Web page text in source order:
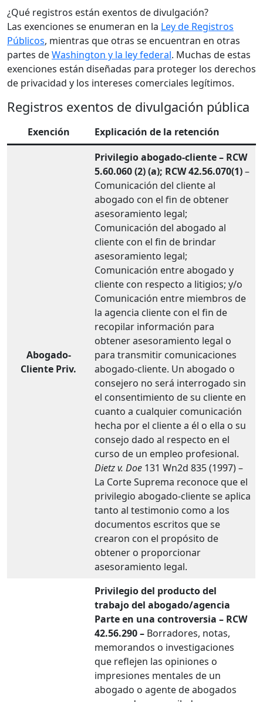
¿Qué registros están exentos de divulgación?
Las exenciones se enumeran en la Ley de Registros
Públicos, mientras que otras se encuentran en otras
partes deWashington y la ley federal. Muchas de estas
exenciones están diseñadas para proteger los derechos
de privacidad y los intereses comerciales legítimos.
Registros exentos de divulgación pública
Exención Explicación de la retención
Abogado-
Cliente Priv.
Privilegio abogado-cliente – RCW
5.60.060 (2) (a); RCW 42.56.070(1)–
Comunicación del cliente al
abogado con el fin de obtener
asesoramiento legal;
Comunicación del abogado al
cliente con el fin de brindar
asesoramiento legal;
Comunicación entre abogado y
cliente con respecto a litigios; y/o
Comunicación entre miembros de
la agencia cliente con el fin de
recopilar información para
obtener asesoramiento legal o
para transmitir comunicaciones
abogado-cliente. Un abogado o
consejero no será interrogado sin
el consentimiento de su cliente en
cuanto a cualquier comunicación
hecha por el cliente a él o ella o su
consejo dado al respecto en el
curso de un empleo profesional.
Dietz v. Doe 131 Wn2d 835 (1997) –
La Corte Suprema reconoce que el
privilegio abogado-cliente se aplica
tanto al testimonio como a los
documentos escritos que se
crearon con el propósito de
obtener o proporcionar
asesoramiento legal.
Privilegio del producto del
trabajo del abogado/agencia
Parte en una controversia – RCW
42.56.290 – Borradores, notas,
memorandos o investigaciones
que reflejen las opiniones o
impresiones mentales de un
abogado o agente de abogados